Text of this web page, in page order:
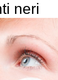
neri